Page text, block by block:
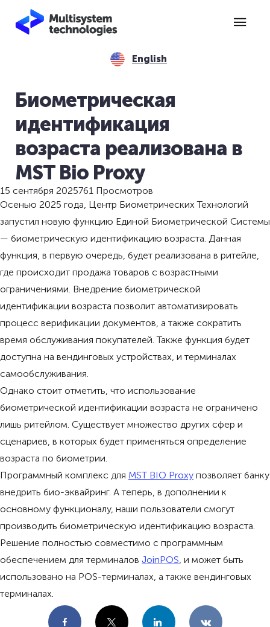
English
Биометрическая
идентификация
возраста реализована в
MST Bio Proxy
15 сентября 2025761 Просмотров
Осенью 2025 года, Центр Биометрических Технологий
запустил новую функцию Единой Биометрической Системы
— биометрическую идентификацию возраста. Данная
функция, в первую очередь, будет реализована в ритейле,
где происходит продажа товаров с возрастными
ограничениями. Внедрение биометрической
идентификации возраста позволит автоматизировать
процесс верификации документов, а также сократить
время обслуживания покупателей. Также функция будет
доступна на вендинговых устройствах, и терминалах
самообслуживания.
Однако стоит отметить, что использование
биометрической идентификации возраста не ограничено
лишь ритейлом. Существует множество других сфер и
сценариев, в которых будет применяться определение
возраста по биометрии.
Программный комплекс для MST BIO Proxy позволяет банку
внедрить био-эквайринг. А теперь, в дополнении к
основному функционалу, наши пользователи смогут
производить биометрическую идентификацию возраста.
Решение полностью совместимо с программным
обеспечением для терминалов JoinPOS, и может быть
использовано на POS-терминалах, а также вендинговых
терминалах.
Facebook X LinkedIn VKontakte